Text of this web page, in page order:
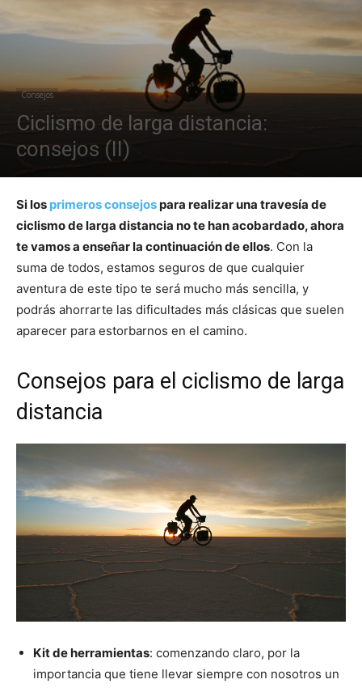
Consejos
Ciclismo de larga distancia:
consejos (II)
Si los primeros consejospara realizar una travesía de
ciclismo de larga distancia no te han acobardado, ahora
te vamos a enseñar la continuación de ellos. Con la
suma de todos, estamos seguros de que cualquier
aventura de este tipo te será mucho más sencilla, y
podrás ahorrarte las dificultades más clásicas que suelen
aparecer para estorbarnos en el camino.
Consejos para el ciclismo de larga
distancia
Kit de herramientas: comenzando claro, por la
importancia que tiene llevar siempre con nosotros un